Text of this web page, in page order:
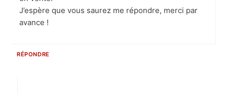
J’espère que vous saurez me répondre, merci par
avance !
RÉPONDRE